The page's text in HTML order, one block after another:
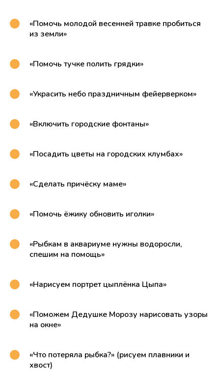
«Помочь молодой весенней травке пробиться
из земли»
«Помочь тучке полить грядки»
«Украсить небо праздничным фейерверком»
«Включить городские фонтаны»
«Посадить цветы на городских клумбах»
«Сделать причёску маме»
«Помочь ёжику обновить иголки»
«Рыбкам в аквариуме нужны водоросли,
спешим на помощь»
«Нарисуем портрет цыплёнка Цыпа»
«Поможем Дедушке Морозу нарисовать узоры
на окне»
«Что потеряла рыбка?» (рисуем плавники и
хвост)